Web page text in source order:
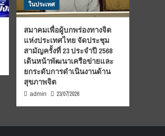
ในประเทศ
สมาคมเพื่อผู้บกพร่องทางจิต
แห่งประเทศไทย จัดประชุม
สามัญครั้งที่ 23 ประจำปี 2568
เดินหน้าพัฒนาเครือข่ายและ
ยกระดับการดำเนินงานด้าน
สุขภาพจิต
admin 23/07/2026